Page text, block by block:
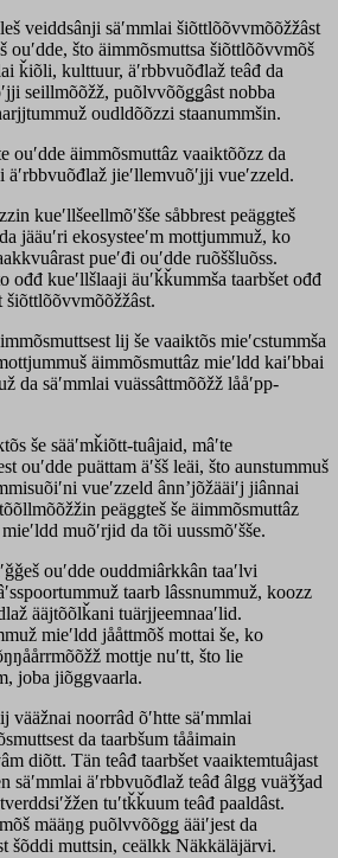
veiddsânji säʹmmlai šiõttlõõvvmõõžžâst
ouʹdde, što äimmõsmuttsa šiõttlõõvvmõš
ǩiõli, kulttuur, äʹrbbvuõđlaž teâđ da
seillmõõžž, puõlvvõõǥǥâst nobba
oudldõõzzi staanummšin.
ouʹdde äimmõsmuttâz vaaiktõõzz da
äʹrbbvuõđlaž jieʹllemvuõʹjji vueʹzzeld.
kueʹllšeellmõʹšše såbbrest peäggteš
jääuʹri ekosysteeʹm mottjummuž, ko
pueʹđi ouʹdde ruõššluõss.
ođđ kueʹllšlaaji äuʹǩǩummša taarbšet ođđ
šiõttlõõvvmõõžžâst.
lij še vaaiktõs mieʹcstummša
äimmõsmuttâz mieʹldd kaiʹbbai
da säʹmmlai vuässâttmõõžž lååʹpp-
še sääʹmǩiõtt-tuâjaid, mâʹte
ouʹdde puättam äʹšš leäi, što aunstummuš
vueʹzzeld ânnʼjõžääiʹj jiânnai
peäggteš še äimmõsmuttâz
muõʹrjid da tõi uussmõʹšše.
ouʹdde ouddmiârkkân taaʹlvi
taarb lâssnummuž, koozz
ääjtõõlǩani tuärjjeemnaaʹlid.
mieʹldd jååttmõš mottai še, ko
mottje nuʹtt, što lie
joba jiõggvaarla.
noorrâd õʹhtte säʹmmlai
da taarbšum tååimain
diõtt. Tän teâđ taarbšet vaaiktemtuâjast
säʹmmlai äʹrbbvuõđlaž teâđ âlgg vuäǯǯad
tuʹtǩǩuum teâđ paaldâst.
määŋg puõlvvõõǥǥ ääiʹjest da
šõddi muttsin, ceälkk Näkkäläjärvi.